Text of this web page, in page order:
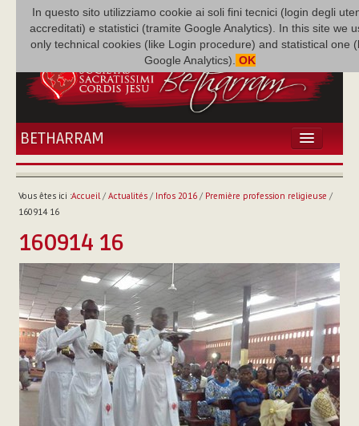
In questo sito utilizziamo cookie ai soli fini tecnici (login degli
accreditati) e statistici (tramite Google Analytics). In this site we
only technical cookies (like Login procedure) and statistical one
Google Analytics). OK
BETHARRAM
ACCUEIL
BÉTHARRAM
MISSION
NEF
MULTIMÉDIA
P. AUGUSTE ETCHÉCOPAR
Vous êtes ici :Accueil/ Actualités/ Infos 2016/ Première profession religieuse /
160914 16
160914 16